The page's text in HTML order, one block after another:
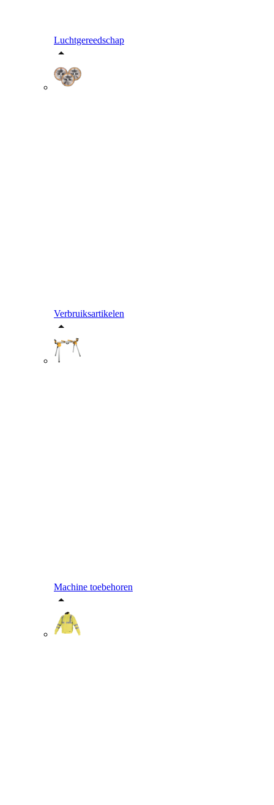
Luchtgereedschap
Verbruiksartikelen
Machine toebehoren